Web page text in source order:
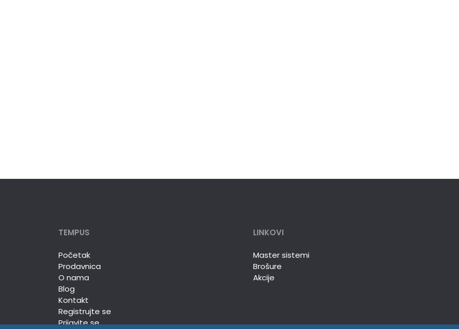
TEMPUS
Početak
Prodavnica
O nama
Blog
Kontakt
Registrujte se
Prijavite se
LINKOVI
Master sistemi
Brošure
Akcije